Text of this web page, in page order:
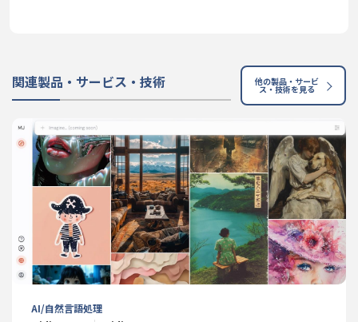
関連製品・サービス・技術 他の製品・サービ
ス・技術を見る
AI/自然言語処理